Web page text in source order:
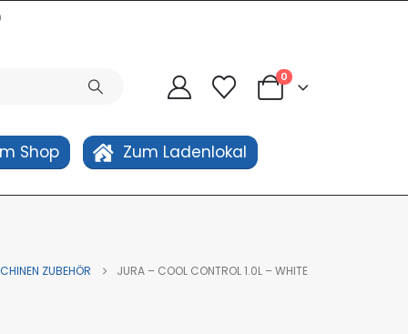
0
Shop Zum Ladenlokal
ZUBEHÖR JURA – COOL CONTROL 1.0L – WHITE